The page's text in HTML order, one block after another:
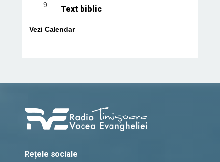
9
Text biblic
Vezi Calendar
Rețele sociale